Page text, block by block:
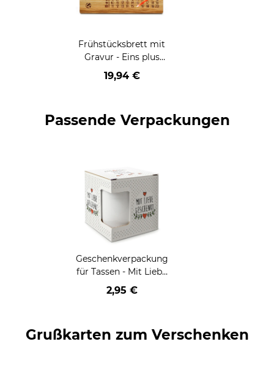
Frühstücksbrett mit
Gravur - Eins plus
Eins - mit Name
personalisierbar
19,94 €
Passende Verpackungen
Geschenkverpackung
für Tassen - Mit Liebe
geschenkt
2,95 €
Grußkarten zum Verschenken